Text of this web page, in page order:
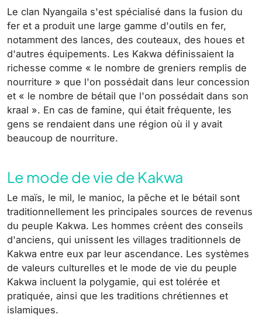
Le clan Nyangaila s'est spécialisé dans la fusion du
fer et a produit une large gamme d'outils en fer,
notamment des lances, des couteaux, des houes et
d'autres équipements. Les Kakwa définissaient la
richesse comme « le nombre de greniers remplis de
nourriture » que l'on possédait dans leur concession
et « le nombre de bétail que l'on possédait dans son
kraal ». En cas de famine, qui était fréquente, les
gens se rendaient dans une région où il y avait
beaucoup de nourriture.
Le mode de vie de Kakwa
Le maïs, le mil, le manioc, la pêche et le bétail sont
traditionnellement les principales sources de revenus
du peuple Kakwa. Les hommes créent des conseils
d'anciens, qui unissent les villages traditionnels de
Kakwa entre eux par leur ascendance. Les systèmes
de valeurs culturelles et le mode de vie du peuple
Kakwa incluent la polygamie, qui est tolérée et
pratiquée, ainsi que les traditions chrétiennes et
islamiques.